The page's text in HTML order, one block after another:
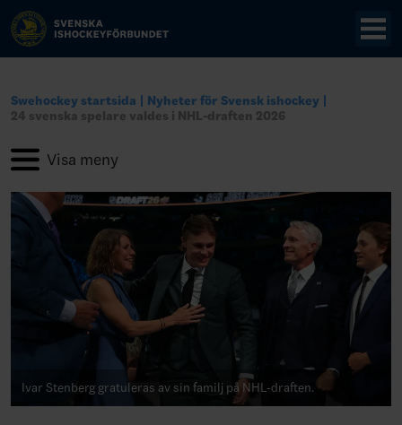
Swehockey startsida
Nyheter för Svensk ishockey
24 svenska spelare valdes i NHL-draften 2026
Ivar Stenberg gratuleras av sin familj på NHL-draften.